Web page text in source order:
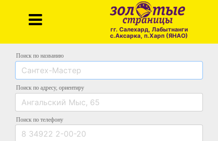
гг. Салехард, Лабытнанги
с.Аксарка, п.Харп (ЯНАО)
Поиск по названию
Поиск по адресу, ориентиру
Поиск по телефону